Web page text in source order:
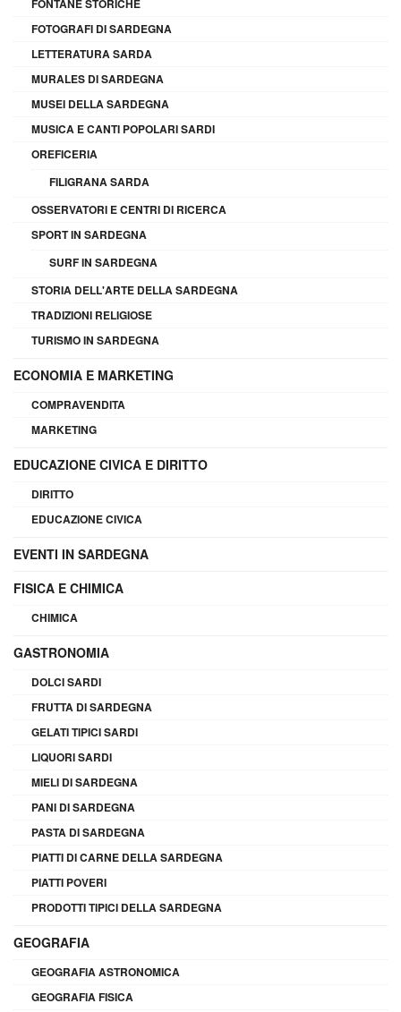
FONTANE STORICHE
FOTOGRAFI DI SARDEGNA
LETTERATURA SARDA
MURALES DI SARDEGNA
MUSEI DELLA SARDEGNA
MUSICA E CANTI POPOLARI SARDI
OREFICERIA
FILIGRANA SARDA
OSSERVATORI E CENTRI DI RICERCA
SPORT IN SARDEGNA
SURF IN SARDEGNA
STORIA DELL'ARTE DELLA SARDEGNA
TRADIZIONI RELIGIOSE
TURISMO IN SARDEGNA
ECONOMIA E MARKETING
COMPRAVENDITA
MARKETING
EDUCAZIONE CIVICA E DIRITTO
DIRITTO
EDUCAZIONE CIVICA
EVENTI IN SARDEGNA
FISICA E CHIMICA
CHIMICA
GASTRONOMIA
DOLCI SARDI
FRUTTA DI SARDEGNA
GELATI TIPICI SARDI
LIQUORI SARDI
MIELI DI SARDEGNA
PANI DI SARDEGNA
PASTA DI SARDEGNA
PIATTI DI CARNE DELLA SARDEGNA
PIATTI POVERI
PRODOTTI TIPICI DELLA SARDEGNA
GEOGRAFIA
GEOGRAFIA ASTRONOMICA
GEOGRAFIA FISICA